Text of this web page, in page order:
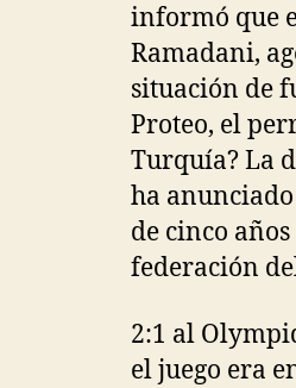
informó que
Ramadani,
situación de
Proteo, el
Turquía? La
ha
de cinco
federación
2:1 al
el juego era